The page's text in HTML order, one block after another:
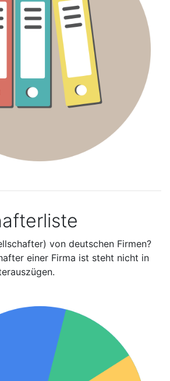
von deutschen Firmen?
einer Firma ist steht nicht in